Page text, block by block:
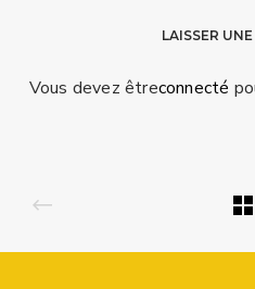
LAISSER
Vous devez êtreconnecté